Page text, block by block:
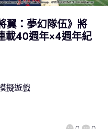
翼：夢幻隊伍》將
載40週年×4週年紀
擬遊戲